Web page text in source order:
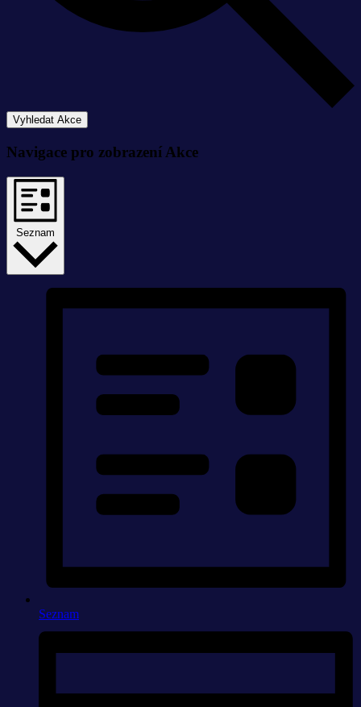
Vyhledat Akce
Navigace pro zobrazení Akce
Seznam
Seznam